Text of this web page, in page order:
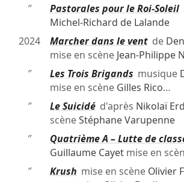
″
Pastorales pour le Roi-Soleil
Michel-Richard de Lalande
2024
Marcher dans le ventde
mise en scène Jean-Philippe
″
Les Trois Brigands musique
mise en scène Gilles Rico…
″
Le Suicidéd'après Nikolaï
scèneStéphane Varupenne
″
Quatrième A – Lutte de
Guillaume Cayetmise en
″
Krush mise en scène Olivier